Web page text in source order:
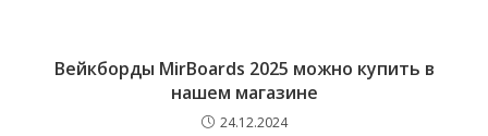
Вейкборды MirBoards 2025 можно купить в
нашем магазине
24.12.2024